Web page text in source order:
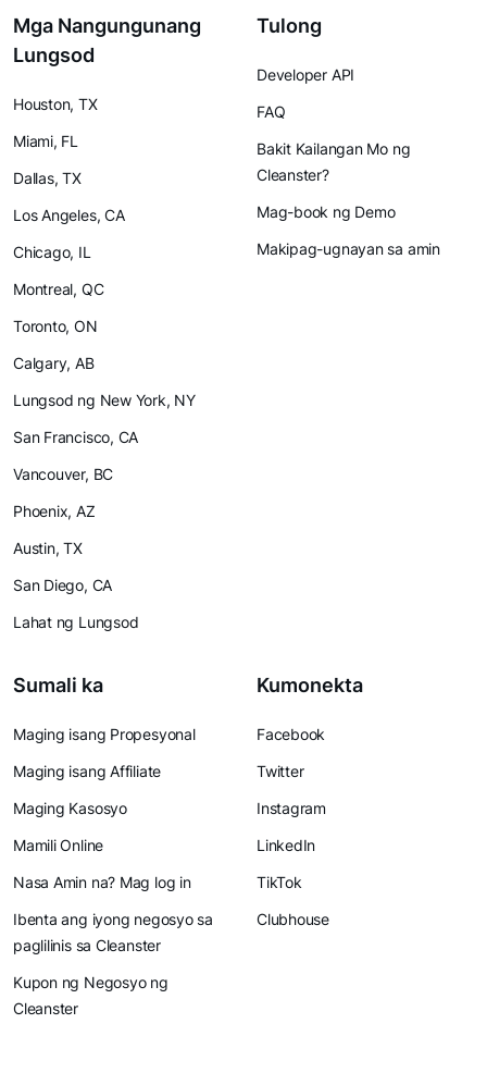
Mga Nangungunang
Lungsod
Houston, TX
Miami, FL
Dallas, TX
Los Angeles, CA
Chicago, IL
Montreal, QC
Toronto, ON
Calgary, AB
Lungsod ng New York, NY
San Francisco, CA
Vancouver, BC
Phoenix, AZ
Austin, TX
San Diego, CA
Lahat ng Lungsod
Tulong
Developer API
FAQ
Bakit Kailangan Mo ng
Cleanster?
Mag-book ng Demo
Makipag-ugnayan sa amin
Sumali ka
Maging isang Propesyonal
Maging isang Affiliate
Maging Kasosyo
Mamili Online
Nasa Amin na? Mag log in
Ibenta ang iyong negosyo sa
paglilinis sa Cleanster
Kupon ng Negosyo ng
Cleanster
Kumonekta
Facebook
Twitter
Instagram
LinkedIn
TikTok
Clubhouse